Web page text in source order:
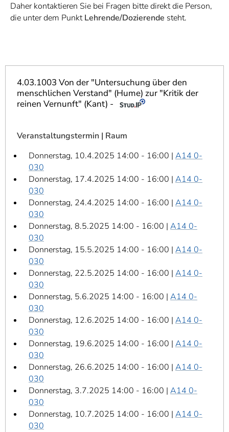
7]
Informationen zur
Daher kontaktieren Sie bei Fragen bitte direkt die Person,
die unter dem PunktLehrende/Dozierende steht.
4.03.1003 Von der "Untersuchung über den
menschlichen Verstand" (Hume) zur "Kritik der
reinen Vernunft" (Kant) -
Veranstaltungstermin | Raum
Donnerstag, 10.4.2025 14:00 - 16:00 | A14 0-
030
Donnerstag, 17.4.2025 14:00 - 16:00 | A14 0-
030
Donnerstag, 24.4.2025 14:00 - 16:00 | A14 0-
030
Donnerstag, 8.5.2025 14:00 - 16:00 | A14 0-
030
Donnerstag, 15.5.2025 14:00 - 16:00 | A14 0-
030
Donnerstag, 22.5.2025 14:00 - 16:00 | A14 0-
030
Donnerstag, 5.6.2025 14:00 - 16:00 | A14 0-
030
Donnerstag, 12.6.2025 14:00 - 16:00 | A14 0-
030
Donnerstag, 19.6.2025 14:00 - 16:00 | A14 0-
030
Donnerstag, 26.6.2025 14:00 - 16:00 | A14 0-
030
Donnerstag, 3.7.2025 14:00 - 16:00 | A14 0-
030
Donnerstag, 10.7.2025 14:00 - 16:00 | A14 0-
030